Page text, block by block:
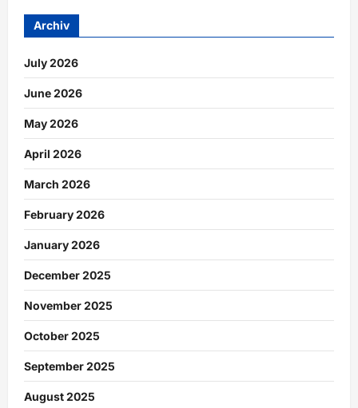
Archiv
July 2026
June 2026
May 2026
April 2026
March 2026
February 2026
January 2026
December 2025
November 2025
October 2025
September 2025
August 2025